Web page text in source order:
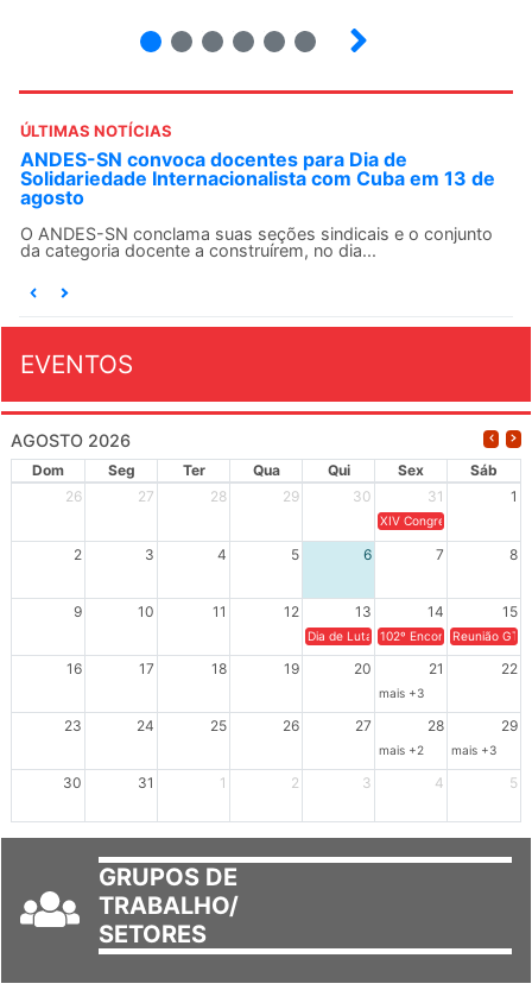
ÚLTIMAS NOTÍCIAS
para Dia de
com Cuba em 13 de
sindicais e o conjunto
no dia...
Em decisão inédita, Justiça
agente da ditadura por estupro
Criminal do Rio de Janeiro condenou
EVENTOS
AGOSTO 2026
Dom Seg Ter Qua Qui Sex
Sáb
26
27 28 29 30 31 1
XIV Congresso Brasileiro
2 3 4 5 6 7 8
9 10 11 12 13 14 15
Dia de Luta em Defesa de Cuba e da
102º Encontro da
Reunião
16 17 18 19 20 21 22
mais +3
23 24 25 26 27 28 29
mais +2 mais +3
30 31 1 2 3 4 5
GRUPOS DE
TRABALHO/
SETORES